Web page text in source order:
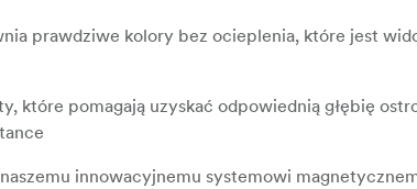
prawdziwe kolory bez ocieplenia, które jest
które pomagają uzyskać odpowiednią głębię
innowacyjnemu systemowi